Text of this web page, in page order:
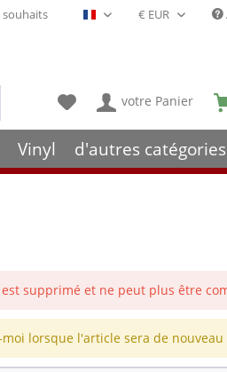
souhaits Français- FR
votre Panier
Vinyl d'autres catégories
supprimé et ne peut plus être
moi lorsque l'article sera de